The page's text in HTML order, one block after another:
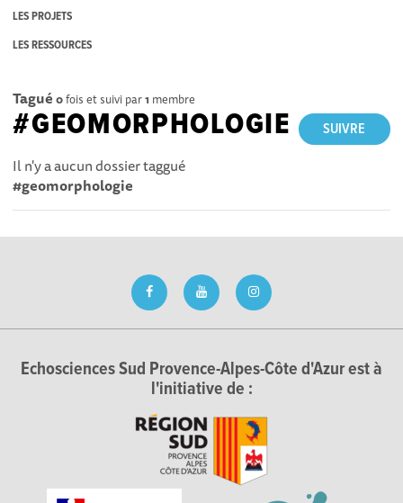
LES PROJETS
LES RESSOURCES
Tagué 0fois et suivi par1 membre
SUIVRE
#GEOMORPHOLOGIE
Il n'y a aucun dossier taggué
#geomorphologie
Echosciences Sud Provence-Alpes-Côte d'Azur est à
l'initiative de :